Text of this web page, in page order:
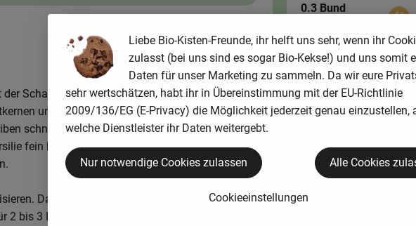
Schale in eine große
und ebenfalls dazu
schneiden, die Gurke
fein hacken und alles
Dazu diese grob
2 bis 3 Minuten mit
0.3 Bund
50 g
Liebe Bio-Kisten-Freunde, ihr helft uns sehr, wenn ihr
zulasst (bei uns sind es sogar Bio-Kekse!) und uns somit
Daten für unser Marketing zu sammeln. Da wir eure
sehr wertschätzen, habt ihr in Übereinstimmung mit der EU-Richtlinie
2009/136/EG (E-Privacy) die Möglichkeit jederzeit genau einzustellen,
welche Dienstleister ihr Daten weitergebt.
Cookieeinstellungen
Nur notwendige Cookies zulassen Alle Cookies